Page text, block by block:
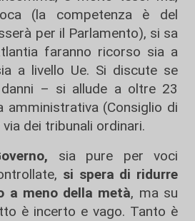
(la competenza è del
per il Parlamento), si sa
faranno ricorso sia a
a livello Ue. Si discute se
– si allude a oltre 23
amministrativa (Consiglio di
dei tribunali ordinari.
sia pure per voci
si spera di ridurre
a meno della metà, ma su
è incerto e vago. Tanto è